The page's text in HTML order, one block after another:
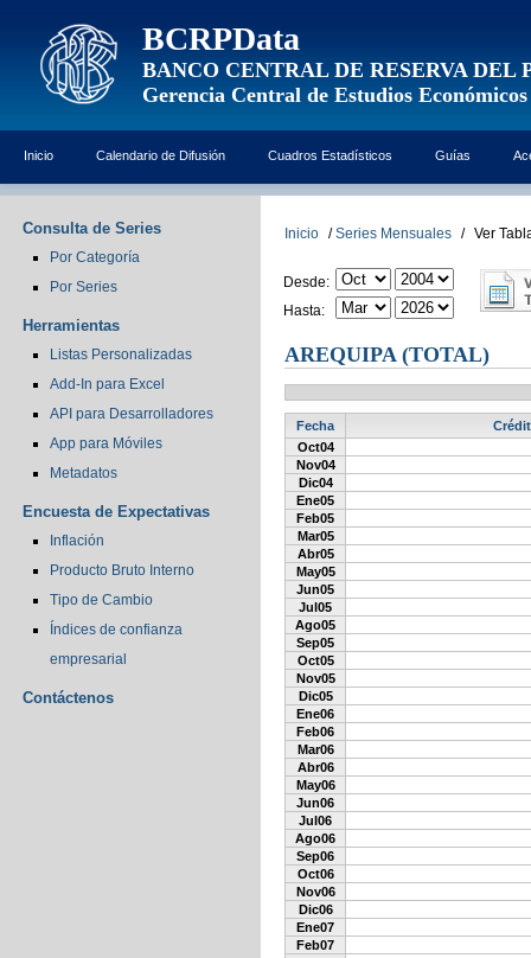
BCRPData
BANCO CENTRAL DE RESERVA DEL
Gerencia Central de Estudios Económicos
Inicio Calendario de Difusión Cuadros Estadísticos Guías
Consulta de Series
Por Categoría
Por Series
Herramientas
Listas Personalizadas
Add-In para Excel
API para Desarrolladores
App para Móviles
Metadatos
Encuesta de Expectativas
Inflación
Producto Bruto Interno
Tipo de Cambio
Índices de confianza
empresarial
Contáctenos
Inicio / Series Mensuales / Ver
Desde:
Hasta:
AREQUIPA (TOTAL)
Fecha
Oct04
Nov04
Dic04
Ene05
Feb05
Mar05
Abr05
May05
Jun05
Jul05
Ago05
Sep05
Oct05
Nov05
Dic05
Ene06
Feb06
Mar06
Abr06
May06
Jun06
Jul06
Ago06
Sep06
Oct06
Nov06
Dic06
Ene07
Feb07